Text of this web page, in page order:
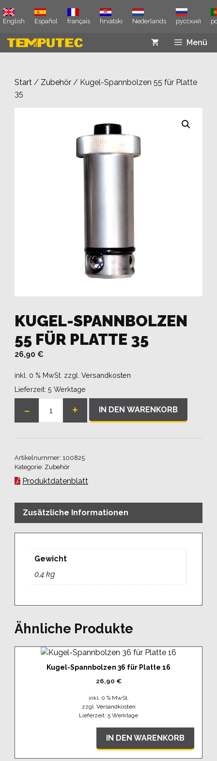
Inhalt
English Español français hrvatski Nederlands русский
Menü
Start / Zubehör / Kugel-Spannbolzen 55 für Platte
35
KUGEL-SPANNBOLZEN
55 FÜR PLATTE 35
26,90 €
inkl. 0 % MwSt. zzgl. Versandkosten
Lieferzeit: 5 Werktage
-
Kugel-
55
Menge
+ IN DEN WARENKORB
Artikelnummer: 100825
Kategorie: Zubehör
Produktdatenblatt
Zusätzliche Informationen
Gewicht
0,4 kg
Ähnliche Produkte
Kugel-Spannbolzen 36 für Platte 16
26,90 €
inkl. 0 % MwSt.
zzgl. Versandkosten
Lieferzeit: 5 Werktage
IN DEN WARENKORB